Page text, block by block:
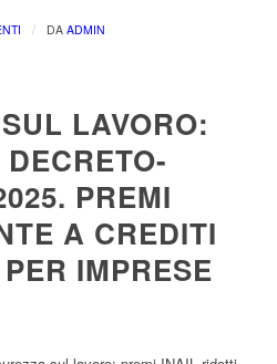
/ DA ADMIN
LAVORO:
PREMI
A CREDITI
IMPRESE